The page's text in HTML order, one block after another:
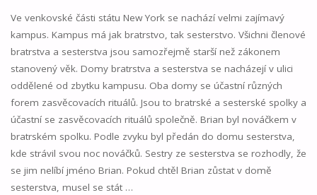
Ve venkovské části státu New York se nachází velmi zajímavý
kampus. Kampus má jak bratrstvo, tak sesterstvo. Všichni členové
bratrstva a sesterstva jsou samozřejmě starší než zákonem
stanovený věk. Domy bratrstva a sesterstva se nacházejí v ulici
oddělené od zbytku kampusu. Oba domy se účastní různých
forem zasvěcovacích rituálů. Jsou to bratrské a sesterské spolky a
účastní se zasvěcovacích rituálů společně. Brian byl nováčkem v
bratrském spolku. Podle zvyku byl předán do domu sesterstva,
kde strávil svou noc nováčků. Sestry ze sesterstva se rozhodly, že
se jim nelíbí jméno Brian. Pokud chtěl Brian zůstat v domě
sesterstva, musel se stát …